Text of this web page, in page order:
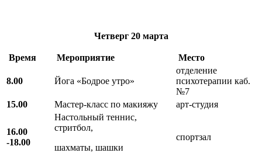
Четверг 20 марта
Время Мероприятие Место
8.00 Йога «Бодрое утро»
отделение
психотерапии каб.
№7
15.00
Мастер-класс по макияжу арт-студия
16.00
-18.00
Настольный теннис,
стритбол,
шахматы, шашки
спортзал